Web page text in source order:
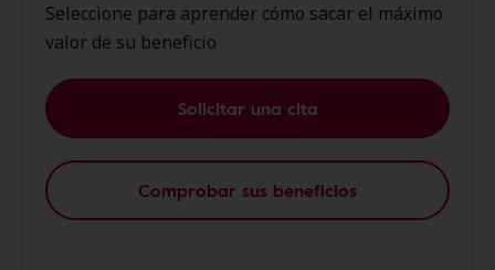
Seleccione para aprender cómo sacar el máximo
valor de su beneficio
Solicitar una cita
Comprobar sus beneficios